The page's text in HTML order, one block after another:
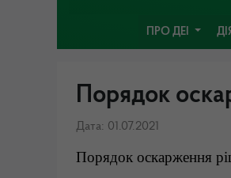
ПРО ДЕІ
Порядок
Дата: 01.07.2021
Порядок оскарження